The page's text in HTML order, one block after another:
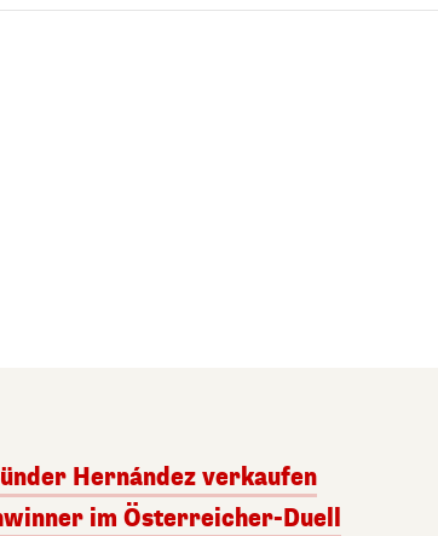
Hernández verkaufen
im Österreicher-Duell